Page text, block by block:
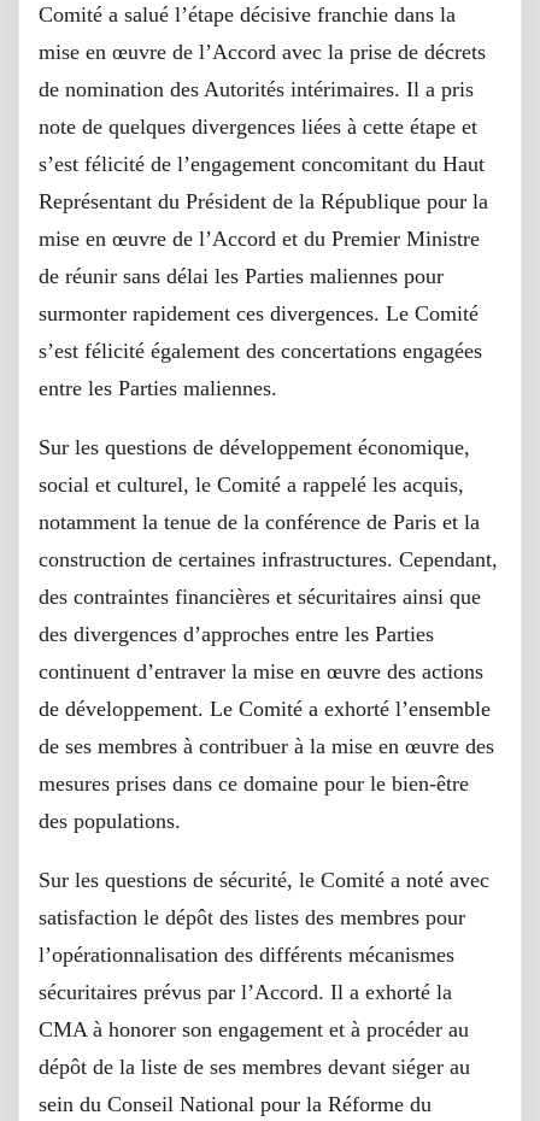
Comité a salué l’étape décisive franchie dans la
mise en œuvre de l’Accord avec la prise de décrets
de nomination des Autorités intérimaires. Il a pris
note de quelques divergences liées à cette étape et
s’est félicité de l’engagement concomitant du Haut
Représentant du Président de la République pour la
mise en œuvre de l’Accord et du Premier Ministre
de réunir sans délai les Parties maliennes pour
surmonter rapidement ces divergences. Le Comité
s’est félicité également des concertations engagées
entre les Parties maliennes.
Sur les questions de développement économique,
social et culturel, le Comité a rappelé les acquis,
notamment la tenue de la conférence de Paris et la
construction de certaines infrastructures. Cependant,
des contraintes financières et sécuritaires ainsi que
des divergences d’approches entre les Parties
continuent d’entraver la mise en œuvre des actions
de développement. Le Comité a exhorté l’ensemble
de ses membres à contribuer à la mise en œuvre des
mesures prises dans ce domaine pour le bien-être
des populations.
Sur les questions de sécurité, le Comité a noté avec
satisfaction le dépôt des listes des membres pour
l’opérationnalisation des différents mécanismes
sécuritaires prévus par l’Accord. Il a exhorté la
CMA à honorer son engagement et à procéder au
dépôt de la liste de ses membres devant siéger au
sein du Conseil National pour la Réforme du